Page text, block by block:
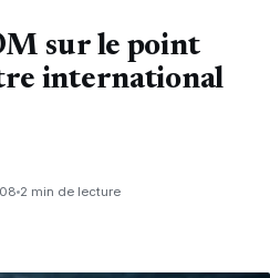
sur le point
international
2 min de lecture